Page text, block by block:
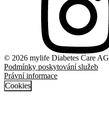
© 2026 mylife Diabetes Care AG
Podmínky poskytování služeb
Právní informace
Cookies